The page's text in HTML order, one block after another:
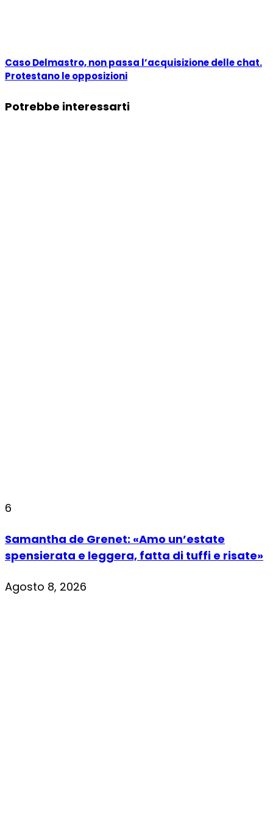
Caso Delmastro, non passa l’acquisizione delle chat.
Protestano le opposizioni
Potrebbe interessarti
6
Samantha de Grenet: «Amo un’estate
spensierata e leggera, fatta di tuffi e risate»
Agosto 8, 2026